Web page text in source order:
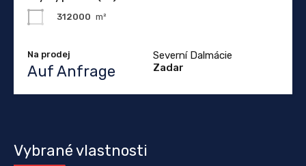
312000 m²
Na prodej
Auf Anfrage
Severní Dalmácie
Zadar
Vybrané vlastnosti